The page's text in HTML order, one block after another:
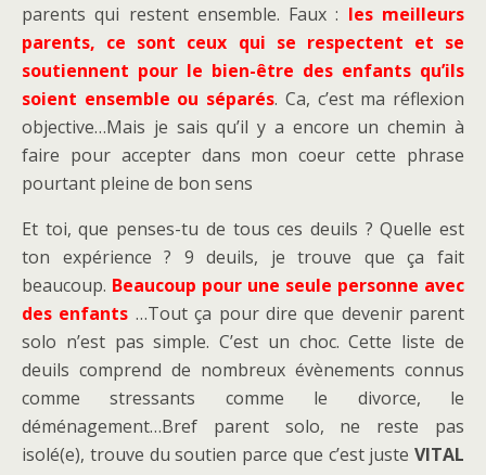
parents qui restent ensemble. Faux : les meilleurs
parents, ce sont ceux qui se respectent et se
soutiennent pour le bien-être des enfants qu’ils
soient ensemble ou séparés. Ca, c’est ma réflexion
objective…Mais je sais qu’il y a encore un chemin à
faire pour accepter dans mon coeur cette phrase
pourtant pleine de bon sens
Et toi, que penses-tu de tous ces deuils ? Quelle est
ton expérience ? 9 deuils, je trouve que ça fait
beaucoup. Beaucoup pour une seule personne avec
des enfants …Tout ça pour dire que devenir parent
solo n’est pas simple. C’est un choc. Cette liste de
deuils comprend de nombreux évènements connus
comme stressants comme le divorce, le
déménagement…Bref parent solo, ne reste pas
isolé(e), trouve du soutien parce que c’est juste VITAL